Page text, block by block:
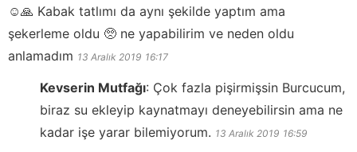
☺️🙏 Kabak tatlımı da aynı şekilde yaptım ama
şekerleme oldu 🥺 ne yapabilirim ve neden oldu
anlamadım 13 Aralık 2019 16:17
Kevserin Mutfağı: Çok fazla pişirmişsin Burcucum,
biraz su ekleyip kaynatmayı deneyebilirsin ama ne
kadar işe yarar bilemiyorum. 13 Aralık 2019 16:59